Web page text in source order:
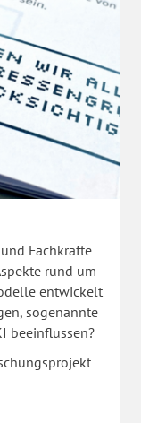
Fachkräfte
rund um
entwickelt
sogenannte
beeinflussen?